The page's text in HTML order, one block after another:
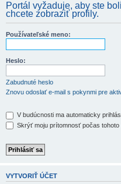
Portál vyžaduje, aby ste
chcete zobraziť profily.
Používateľské meno:
Heslo:
Zabudnuté heslo
Znovu odoslať e-mail s pokynmi pre
V budúcnosti ma automaticky
Skrýť moju prítomnosť počas tohoto
VYTVORIŤ ÚČET